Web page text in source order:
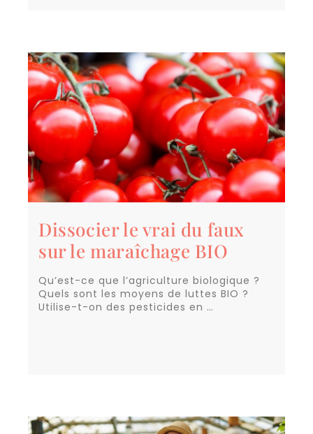
Dissocier le vrai du faux
sur le maraîchage BIO
Qu’est-ce que l’agriculture biologique ?
Quels sont les moyens de luttes BIO ?
Utilise-t-on des pesticides en …